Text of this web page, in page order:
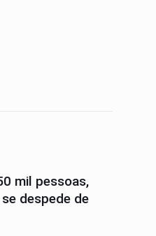
mil pessoas,
se despede de